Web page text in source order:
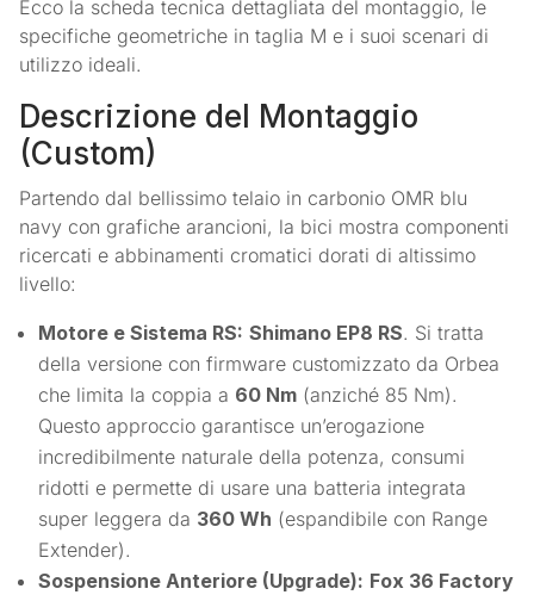
Ecco la scheda tecnica dettagliata del montaggio, le
specifiche geometriche in taglia M e i suoi scenari di
utilizzo ideali.
Descrizione del Montaggio
(Custom)
Partendo dal bellissimo telaio in carbonio OMR blu
navy con grafiche arancioni, la bici mostra componenti
ricercati e abbinamenti cromatici dorati di altissimo
livello:
Motore e Sistema RS: Shimano EP8 RS. Si tratta
della versione con firmware customizzato da Orbea
che limita la coppia a 60 Nm (anziché 85 Nm).
Questo approccio garantisce un’erogazione
incredibilmente naturale della potenza, consumi
ridotti e permette di usare una batteria integrata
super leggera da 360 Wh (espandibile con Range
Extender).
Sospensione Anteriore (Upgrade): Fox 36 Factory